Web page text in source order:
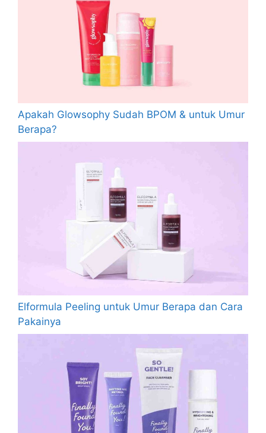
Apakah Glowsophy Sudah BPOM & untuk Umur
Berapa?
Elformula Peeling untuk Umur Berapa dan Cara
Pakainya